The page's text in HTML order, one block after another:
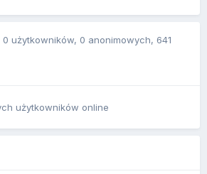
0 użytkowników, 0 anonimowych, 641
użytkowników online